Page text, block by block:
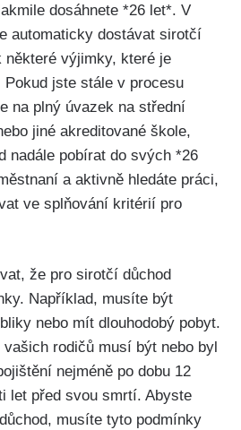
dosáhnete *26 let*. V
automaticky dostávat sirotčí
výjimky, které je
jste stále v procesu
na plný úvazek na střední
jiné akreditované škole,
nadále pobírat do svých *26
a aktivně hledáte práci,
ve splňování kritérií pro
že pro sirotčí důchod
Například, musíte být
nebo mít dlouhodobý pobyt.
rodičů musí být nebo byl
nejméně po dobu 12
let před svou smrtí. Abyste
musíte tyto podmínky